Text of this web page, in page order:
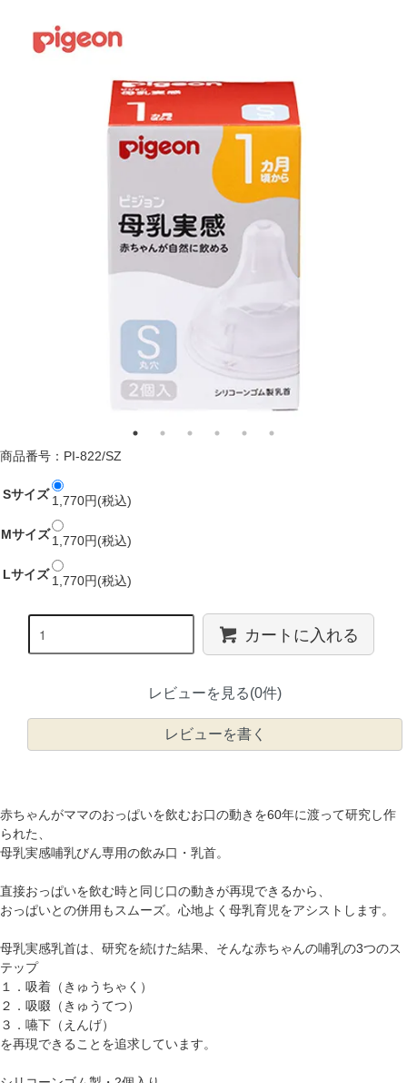
商品番号：PI-822/SZ
Sサイズ 1,770円(税込)
Mサイズ1,770円(税込)
Lサイズ 1,770円(税込)
カートに入れる
レビューを見る(0件)
レビューを書く
赤ちゃんがママのおっぱいを飲むお口の動きを60年に渡って研究し作
られた、
母乳実感哺乳びん専用の飲み口・乳首。
直接おっぱいを飲む時と同じ口の動きが再現できるから、
おっぱいとの併用もスムーズ。心地よく母乳育児をアシストします。
母乳実感乳首は、研究を続けた結果、そんな赤ちゃんの哺乳の3つのス
テップ
１．吸着（きゅうちゃく）
２．吸啜（きゅうてつ）
３．嚥下（えんげ）
を再現できることを追求しています。